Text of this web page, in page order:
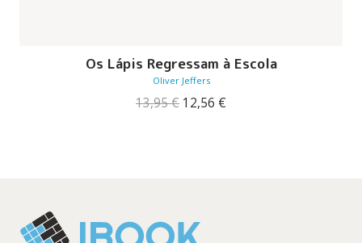
Os Lápis Regressam à Escola
Oliver Jeffers
13,95€ O
12,56 €